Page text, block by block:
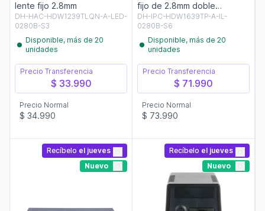
lente fijo 2.8mm
DH-HAC-HDW1239TLQN-A-LED-
0280B-S3
Disponible, más de 20
unidades
Precio Transferencia
$ 33.990
Precio Normal
$ 34.990
fijo de 2.8mm doble
iluminacion de 30m
proteccion IP67 con
microfono incorporado.
DH-IPC-HDW1639TP-A-IL-
0280B-S6
Disponible, más de 20
unidades
Precio Transferencia
$ 71.990
Precio Normal
$ 73.990
Recíbelo el jueves
Nuevo
Recíbelo el jueves
Nuevo